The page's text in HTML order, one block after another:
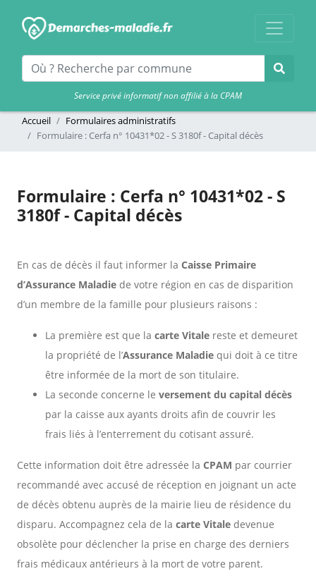
Service privé informatif non affilié à la CPAM
Accueil
Formulaires administratifs
Formulaire : Cerfa n° 10431*02 - S 3180f - Capital décès
Formulaire : Cerfa n° 10431*02 - S
3180f - Capital décès
En cas de décès il faut informer la Caisse Primaire
d’Assurance Maladie de votre région en cas de disparition
d’un membre de la famille pour plusieurs raisons :
La première est que la carte Vitale reste et demeuret
la propriété de l’Assurance Maladie qui doit à ce titre
être informée de la mort de son titulaire.
La seconde concerne le versement du capital décès
par la caisse aux ayants droits afin de couvrir les
frais liés à l’enterrement du cotisant assuré.
Cette information doit être adressée la CPAM par courrier
recommandé avec accusé de réception en joignant un acte
de décès obtenu auprès de la mairie lieu de résidence du
disparu. Accompagnez cela de la carte Vitale devenue
obsolète pour déclencher la prise en charge des derniers
frais médicaux antérieurs à la mort de votre parent.